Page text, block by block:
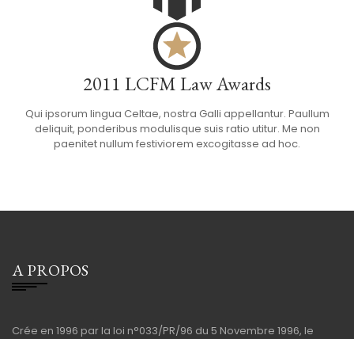
2011 LCFM Law Awards
Qui ipsorum lingua Celtae, nostra Galli appellantur. Paullum
deliquit, ponderibus modulisque suis ratio utitur. Me non
paenitet nullum festiviorem excogitasse ad hoc.
A PROPOS
Crée en 1996 par la loi n°033/PR/96 du 5 Novembre 1996, le